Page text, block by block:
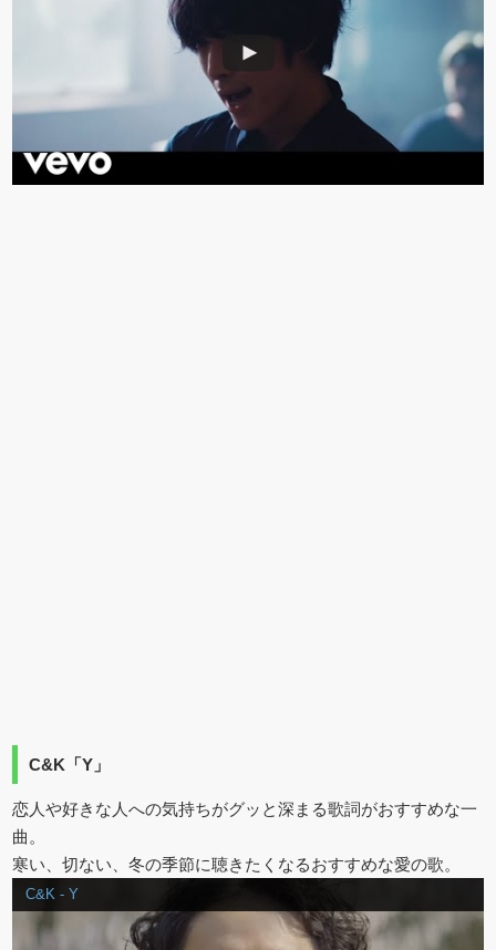
C&K「Y」
恋人や好きな人への気持ちがグッと深まる歌詞がおすすめな一
曲。
寒い、切ない、冬の季節に聴きたくなるおすすめな愛の歌。
C&K - Y